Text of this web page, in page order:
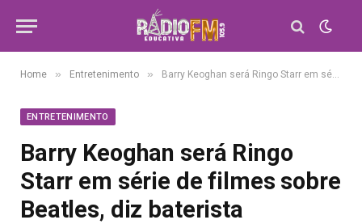
Home » Entretenimento » Barry Keoghan será Ringo Starr em série de filmes sobre Beatles, diz baterista
ENTRETENIMENTO
Barry Keoghan será Ringo
Starr em série de filmes sobre
Beatles, diz baterista